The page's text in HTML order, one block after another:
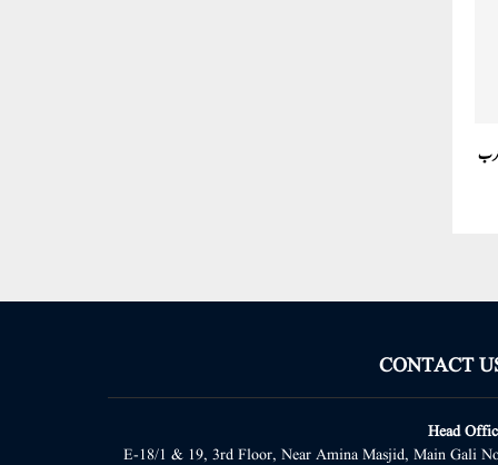
CONTACT
Head
E-18/1 & 19, 3rd Floor, Near Amina Masjid, Main Gali